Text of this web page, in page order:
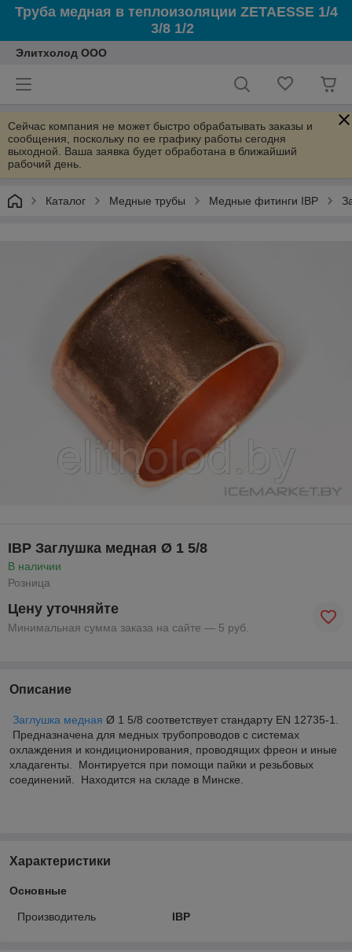
Труба медная в теплоизоляции ZETAESSE 1/4
3/8 1/2
Элитхолод ООО
Сейчас компания не может быстро обрабатывать заказы и
сообщения, поскольку по ее графику работы сегодня
выходной. Ваша заявка будет обработана в ближайший
рабочий день.
Каталог Медные трубы Медные фитинги IBP
IBP Заглушка медная Ø 1 5/8
В наличии
Розница
Цену уточняйте
Минимальная сумма заказа на сайте — 5 руб.
Описание
Заглушка медная Ø 1 5/8 соответствует стандарту EN 12735-1.
Предназначена для медных трубопроводов с системах
охлаждения и кондиционирования, проводящих фреон и иные
хладагенты. Монтируется при помощи пайки и резьбовых
соединений. Находится на складе в Минске.
Характеристики
Основные
Производитель IBP